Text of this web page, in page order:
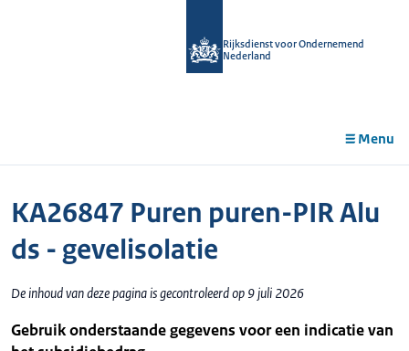
Rijksdienst voor Ondernemend
Nederland
Menu
KA26847 Puren puren-PIR Alu
ds - gevelisolatie
De inhoud van deze pagina is gecontroleerd op 9 juli 2026
Gebruik onderstaande gegevens voor een indicatie van